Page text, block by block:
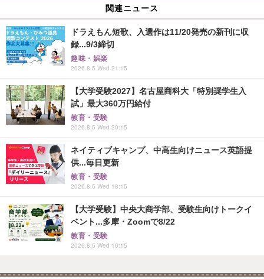
関連ニュース
ドラえもん短歌、入選作は11/20発売の新刊に収
録...9/3締切
趣味・娯楽
2026.8.5 Wed 21:15
【大学受験2027】名古屋商科大「特別奨学生入
試」最大360万円給付
教育・受験
2026.8.5 Wed 20:15
ネイティブキャンプ、中高生向けニュース英語提
供...毎日更新
教育・受験
2026.8.5 Wed 18:15
【大学受験】中央大商学部、受験生向けトークイ
ベント...多摩・Zoomで8/22
教育・受験
2026.8.5 Wed 16:15